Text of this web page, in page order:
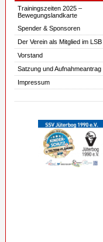
Trainingszeiten 2025 –
Bewegungslandkarte
Spender & Sponsoren
Der Verein als Mitglied im LSB
Vorstand
Satzung und Aufnahmeantrag
Impressum